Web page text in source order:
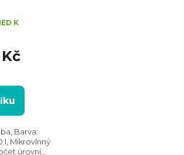
K
Barva:
l, Mikrovlnný
úrovní